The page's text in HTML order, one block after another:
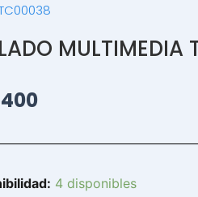
4 disponibles